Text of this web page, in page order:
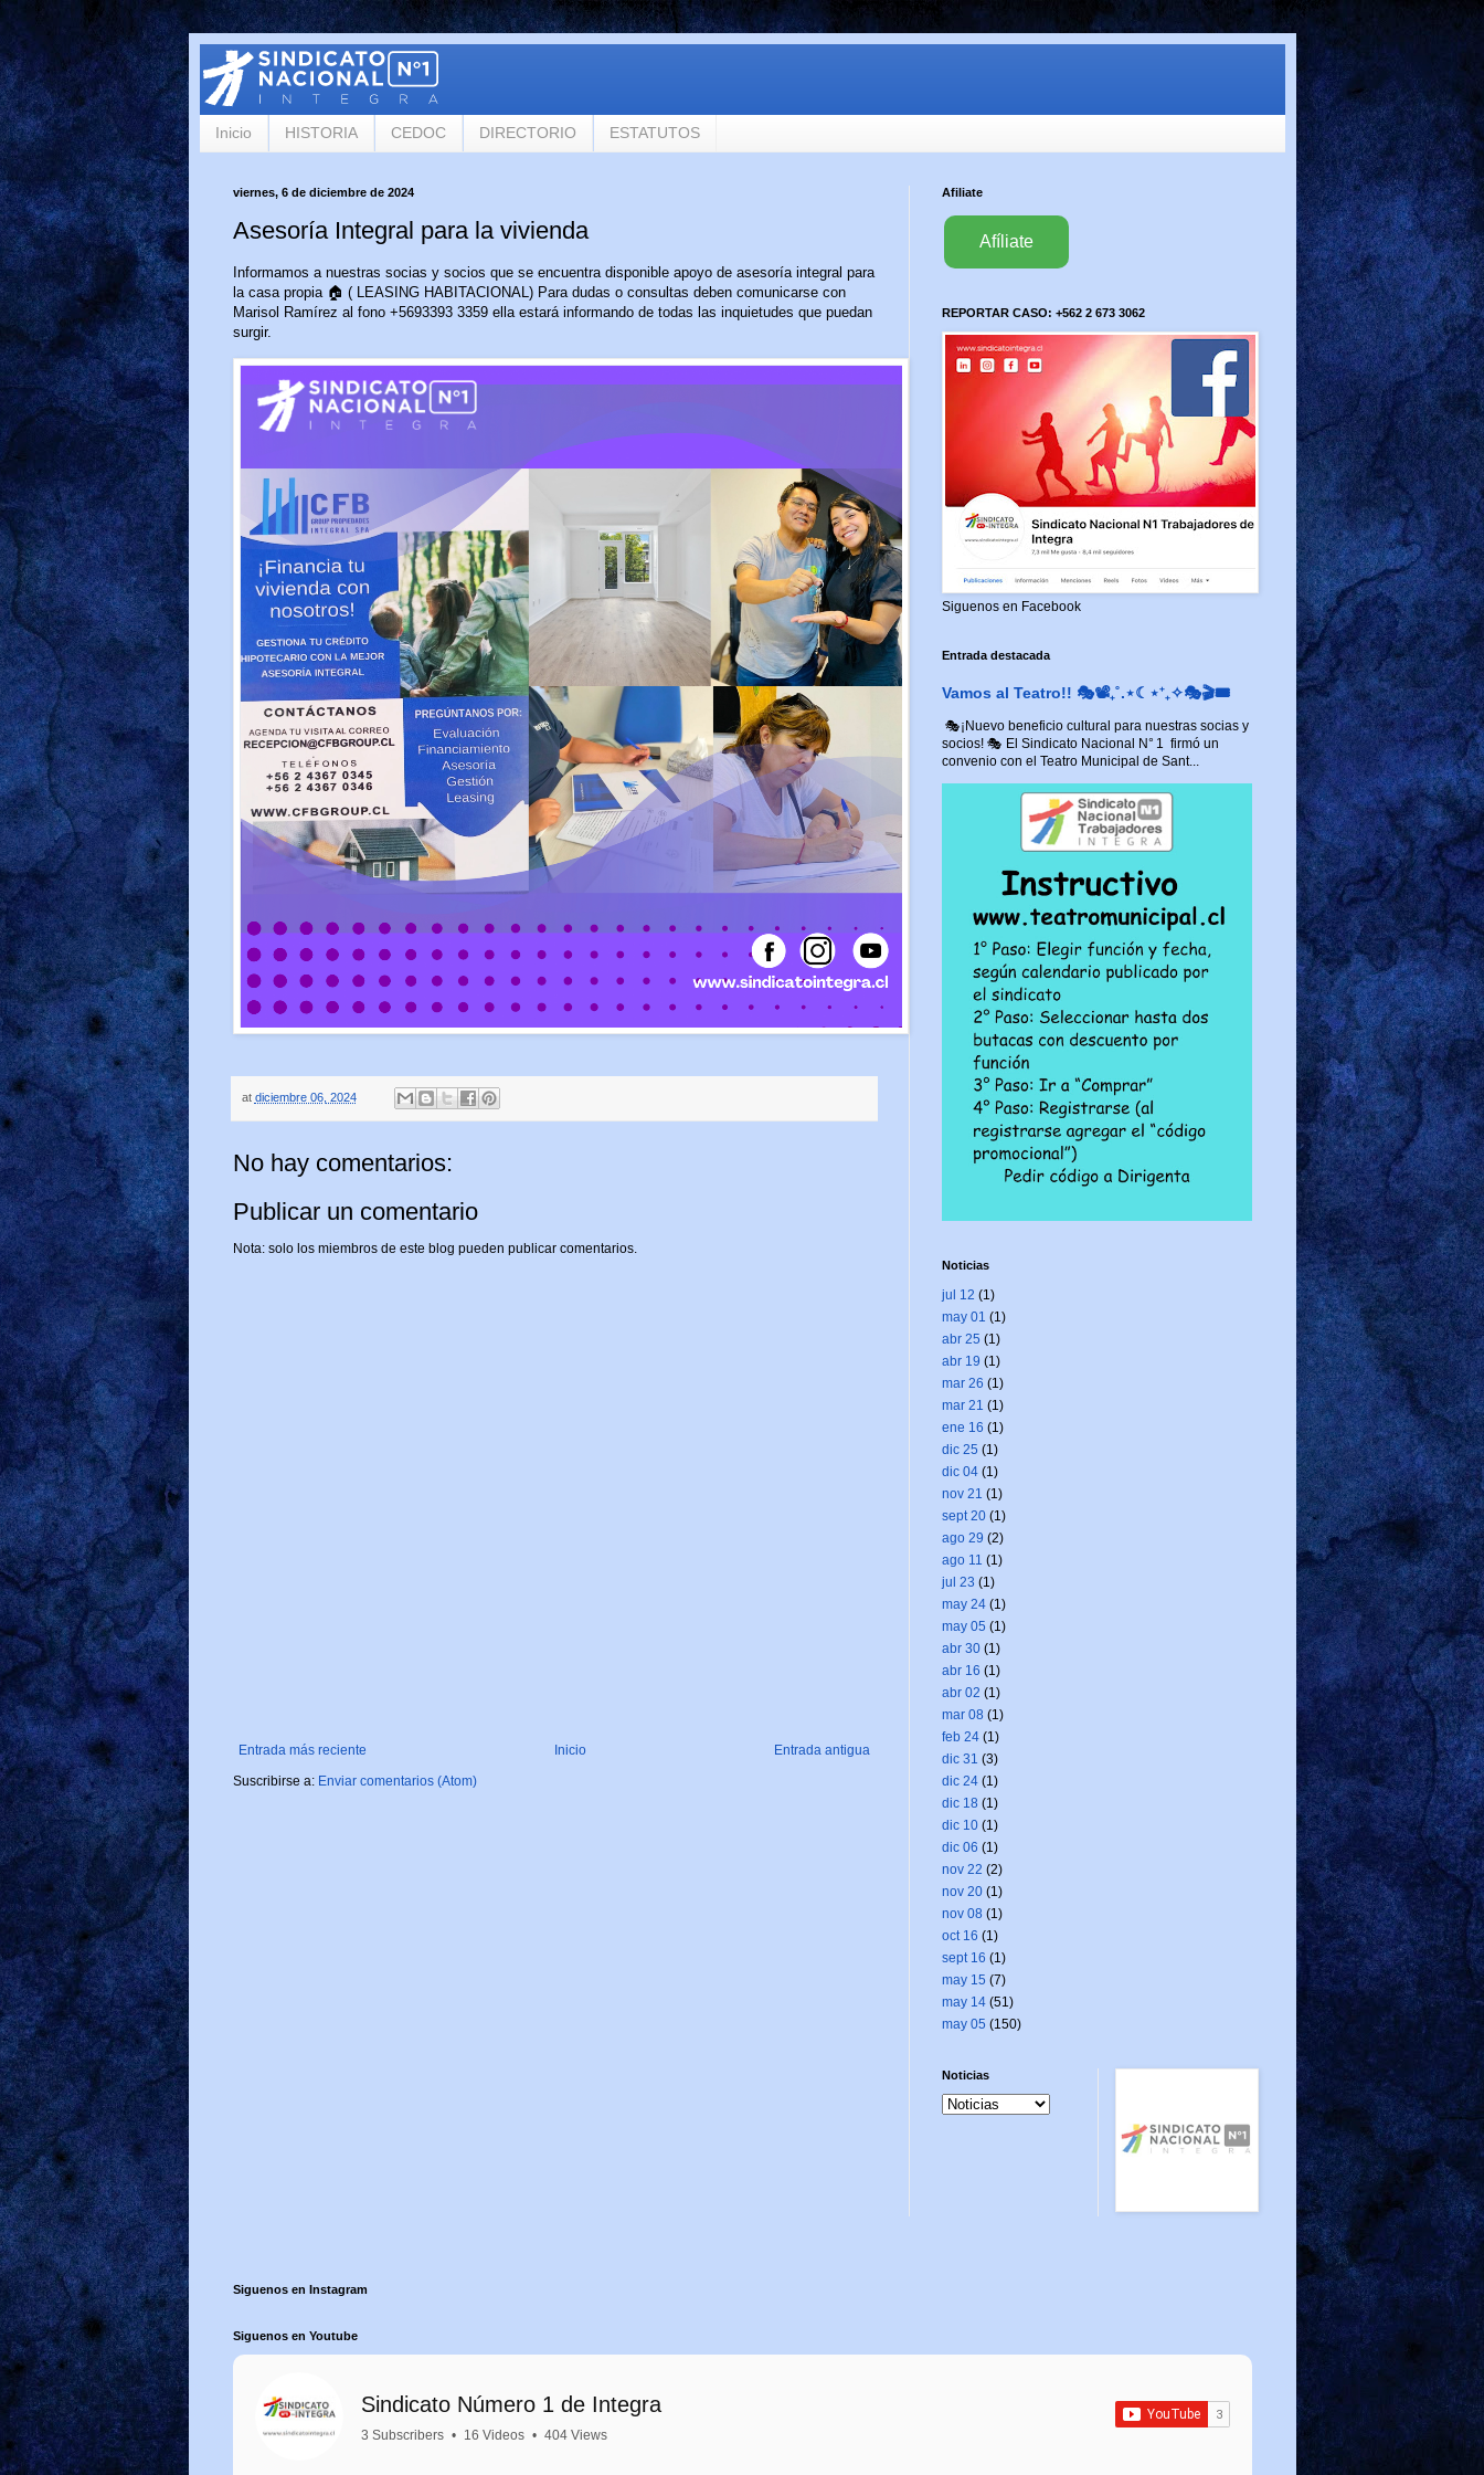
Inicio HISTORIA CEDOC DIRECTORIO ESTATUTOS
viernes, 6 de diciembre de 2024
Asesoría Integral para la vivienda
Informamos a nuestras socias y socios que se encuentra disponible apoyo de asesoría integral para
la casa propia 🏠 ( LEASING HABITACIONAL) Para dudas o consultas deben comunicarse con
Marisol Ramírez al fono +5693393 3359 ella estará informando de todas las inquietudes que puedan
surgir.
at diciembre 06, 2024
No hay comentarios:
Publicar un comentario
Nota: solo los miembros de este blog pueden publicar comentarios.
Entrada más reciente Entrada antigua
Inicio
Suscribirse a: Enviar comentarios (Atom)
Afiliate
Afíliate
REPORTAR CASO: +562 2 673 3062
Siguenos en Facebook
Entrada destacada
Vamos al Teatro!! 🎭📽️₊˚.⋆☾⋆⁺₊✧🎭🎬🎟️
🎭¡Nuevo beneficio cultural para nuestras socias y
socios! 🎭 El Sindicato Nacional N° 1 firmó un
convenio con el Teatro Municipal de Sant...
Noticias
jul 12 (1)
may 01 (1)
abr 25 (1)
abr 19 (1)
mar 26 (1)
mar 21 (1)
ene 16 (1)
dic 25 (1)
dic 04(1)
nov 21 (1)
sept 20(1)
ago 29 (2)
ago 11 (1)
jul 23 (1)
may 24(1)
may 05 (1)
abr 30(1)
abr 16 (1)
abr 02 (1)
mar 08 (1)
feb 24(1)
dic 31 (3)
dic 24(1)
dic 18 (1)
dic 10(1)
dic 06 (1)
nov 22 (2)
nov 20(1)
nov 08 (1)
oct 16 (1)
sept 16 (1)
may 15 (7)
may 14(51)
may 05 (150)
Noticias
Siguenos en Instagram
Siguenos en Youtube
Sindicato Número 1 de Integra
3 Subscribers • 16 Videos • 404 Views